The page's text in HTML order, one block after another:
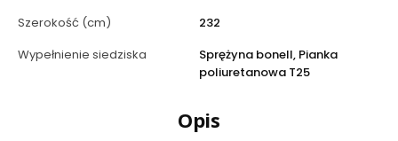
Szerokość (cm)
232
Wypełnienie siedziska
Sprężyna bonell, Pianka
poliuretanowa T25
Opis